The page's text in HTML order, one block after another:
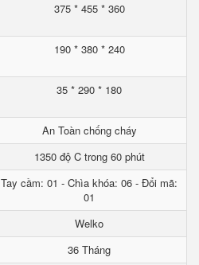
375 * 455 * 360
190 * 380 * 240
35 * 290 * 180
An Toàn chống cháy
1350 độ C trong 60 phút
Tay cầm: 01 - Chìa khóa: 06 - Đổi mã:
01
Welko
36 Tháng